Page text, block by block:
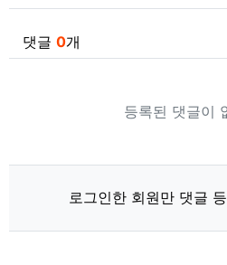
댓글 0개
등록된 댓글이
로그인한 회원만 댓글